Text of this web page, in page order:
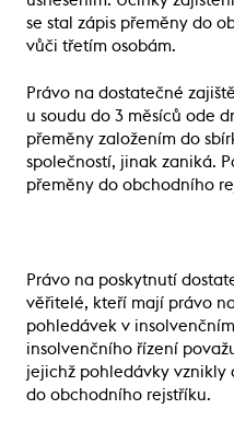
se stal zápis přeměny do
vůči třetím osobám.
Právo na dostatečné
u soudu do 3 měsíců ode
přeměny založením do
společností, jinak zaniká.
přeměny do obchodního
Právo na poskytnutí
věřitelé, kteří mají právo
pohledávek v
insolvenčního řízení
jejichž pohledávky vznikly
do obchodního rejstříku.